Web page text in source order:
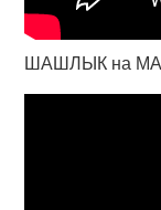
ШАШЛЫК на